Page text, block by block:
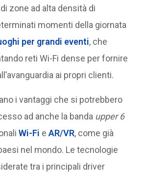
zone ad alta densità di
momenti della giornata
per grandi eventi, che
reti Wi-Fi dense per fornire
ai propri clienti.
i vantaggi che si potrebbero
ad anche la banda upper 6
Wi-Fi eAR/VR, come già
nel mondo. Le tecnologie
tra i principali driver